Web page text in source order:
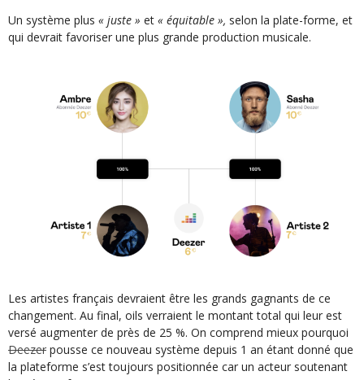
Un système plus « juste » et « équitable », selon la plate-forme, et
qui devrait favoriser une plus grande production musicale.
Les artistes français devraient être les grands gagnants de ce
changement. Au final, oils verraient le montant total qui leur est
versé augmenter de près de 25 %. On comprend mieux pourquoi
Deezer pousse ce nouveau système depuis 1 an étant donné que
la plateforme s’est toujours positionnée car un acteur soutenant